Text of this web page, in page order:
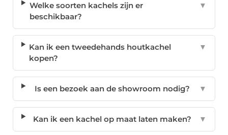
Welke soorten kachels zijn er
beschikbaar?
▼
Kan ik een tweedehands houtkachel
kopen?
▼
Is een bezoek aan de showroom nodig? ▼
Kan ik een kachel op maat laten maken? ▼